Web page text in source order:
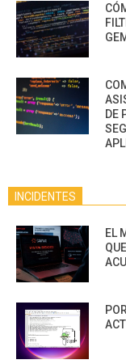
DE
INCIDENTES
EL